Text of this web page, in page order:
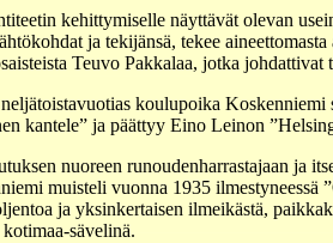
kehittymiselle näyttävät olevan
ja tekijänsä, tekee
Teuvo Pakkalaa, jotka
koulupoika
kantele” ja päättyy Eino Leinon
nuoreen runoudenharrastajaan ja
muisteli vuonna 1935 ilmestyneessä
ja yksinkertaisen ilmeikästä,
sävelinä.